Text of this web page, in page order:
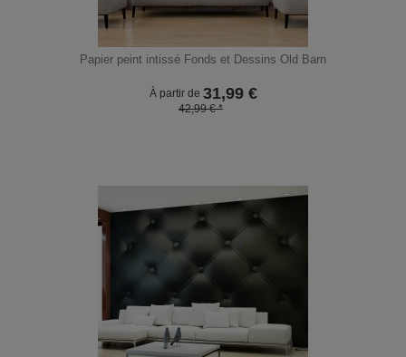
Papier peint intissé Fonds et Dessins Old Barn
À partir de 31,99€
42,99 € *